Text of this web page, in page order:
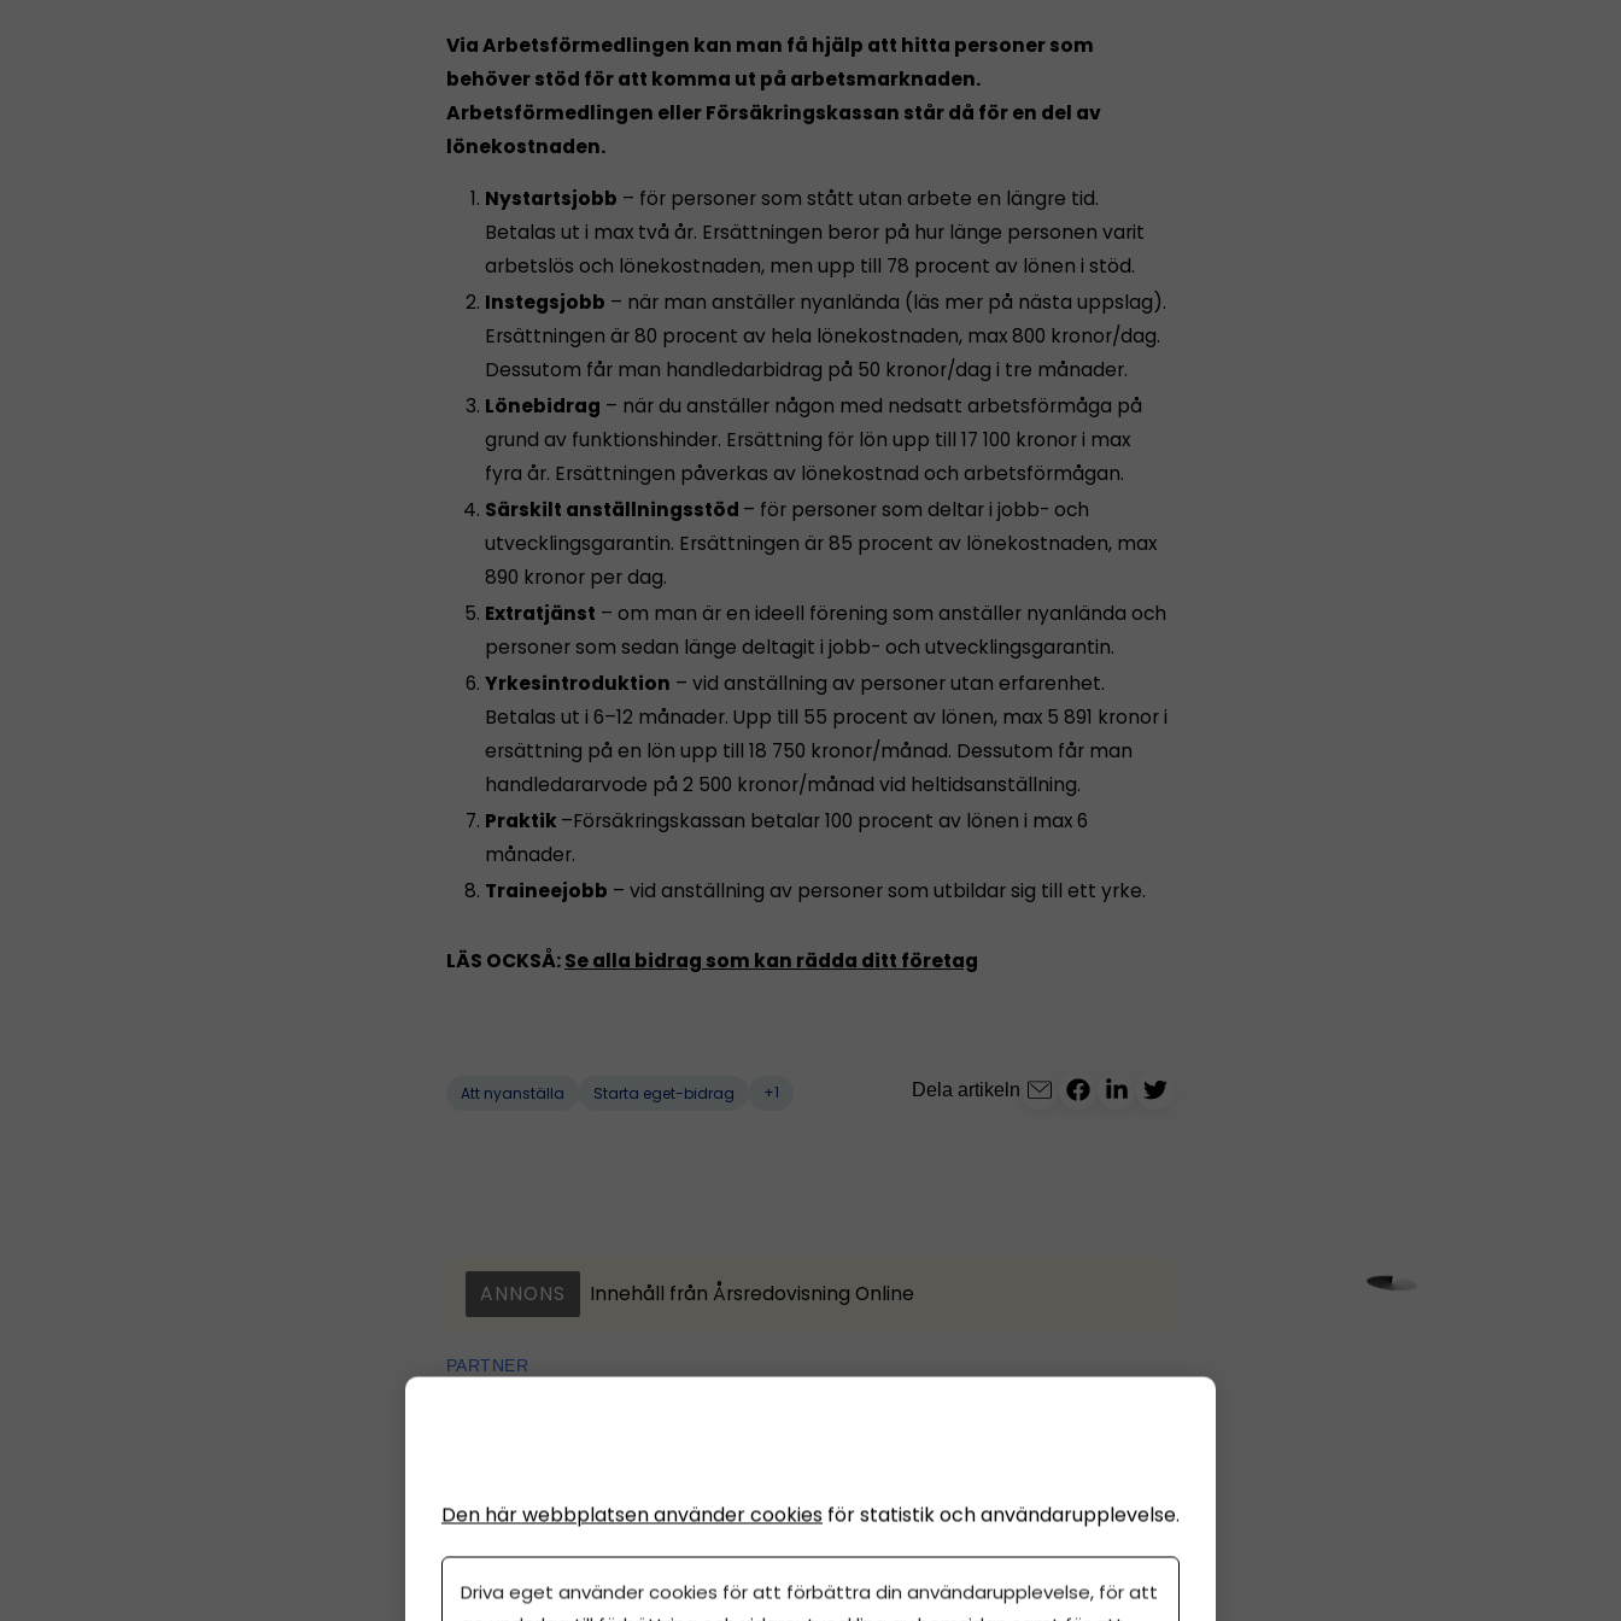
Via Arbetsförmedlingen kan man få hjälp att hitta personer som
behöver stöd för att komma ut på arbetsmarknaden.
Arbetsförmedlingen eller Försäkringskassan står då för en del av
lönekostnaden.
Nystartsjobb – för personer som stått utan arbete en längre tid.
Betalas ut i max två år. Ersättningen beror på hur länge personen varit
arbetslös och lönekostnaden, men upp till 78 procent av lönen i stöd.
Instegsjobb – när man anställer nyanlända (läs mer på nästa uppslag).
Ersättningen är 80 procent av hela lönekostnaden, max 800 kronor/dag.
Dessutom får man handledarbidrag på 50 kronor/dag i tre månader.
Lönebidrag – när du anställer någon med nedsatt arbetsförmåga på
grund av funktionshinder. Ersättning för lön upp till 17 100 kronor i max
fyra år. Ersättningen påverkas av lönekostnad och arbetsförmågan.
Särskilt anställningsstöd – för personer som deltar i jobb- och
utvecklingsgarantin. Ersättningen är 85 procent av lönekostnaden, max
890 kronor per dag.
Extratjänst – om man är en ideell förening som anställer nyanlända och
personer som sedan länge deltagit i jobb- och utvecklingsgarantin.
Yrkesintroduktion – vid anställning av personer utan erfarenhet.
Betalas ut i 6–12 månader. Upp till 55 procent av lönen, max 5 891 kronor i
ersättning på en lön upp till 18 750 kronor/månad. Dessutom får man
handledararvode på 2 500 kronor/månad vid heltidsanställning.
Praktik–Försäkringskassan betalar 100 procent av lönen i max 6
månader.
Traineejobb – vid anställning av personer som utbildar sig till ett yrke.
LÄS OCKSÅ:Se alla bidrag som kan rädda ditt företag
Att nyanställa Starta eget-bidrag +1 Dela artikeln
ANNONS Innehåll från Årsredovisning Online
PARTNER
Online)
Den här webbplatsen använder cookies för statistik och användarupplevelse.
Driva eget använder cookies för att förbättra din användarupplevelse, för att